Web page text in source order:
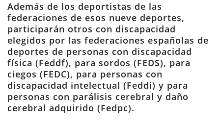
Además de los deportistas de las
federaciones de esos nueve deportes,
participarán otros con discapacidad
elegidos por las federaciones españolas de
deportes de personas con discapacidad
física (Feddf), para sordos (FEDS), para
ciegos (FEDC), para personas con
discapacidad intelectual (Feddi) y para
personas con parálisis cerebral y daño
cerebral adquirido (Fedpc).